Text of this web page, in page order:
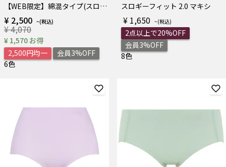
【WEB限定】綿混タイプ(スロギーG028) カップ付きハーフトップ
¥ 2,500
¥ 4,070
¥ 1,570 お得
2,500円均一
会員3%OFF
6色
スロギーフィット 2.0 マキシ
¥ 1,650
2点以上で20%OFF
会員3%OFF
8色